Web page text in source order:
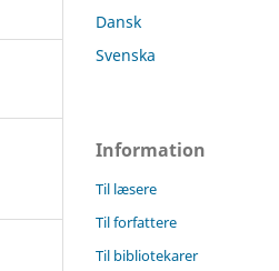
Dansk
Svenska
Information
Til læsere
Til forfattere
Til bibliotekarer